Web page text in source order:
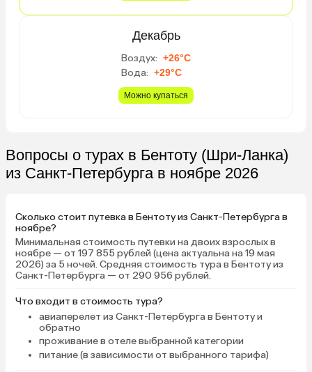
одно и то же, но в
Поэтому в целом не
что взяли только
Декабрь
Воздух: +26°C
Вода: +29°C
Можно купаться
Вопросы о турах в Бентоту (Шри-Ланка)
из Санкт-Петербурга в ноябре 2026
Сколько стоит путевка в Бентоту из Санкт-Петербурга в
ноябре?
Минимальная стоимость путевки на двоих взрослых в
ноябре — от 197 855 рублей (цена актуальна на 19 мая
2026) за 5 ночей. Средняя стоимость тура в Бентоту из
Санкт-Петербурга — от 290 956 рублей.
Что входит в стоимость тура?
авиаперелет из Санкт-Петербурга в Бентоту и
обратно
проживание в отеле выбранной категории
питание (в зависимости от выбранного тарифа)